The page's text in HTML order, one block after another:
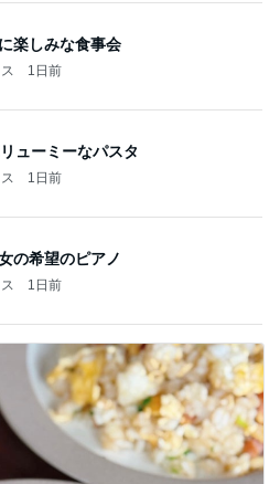
楽しみな食事会
1日前
ューミーなパスタ
1日前
の希望のピアノ
1日前